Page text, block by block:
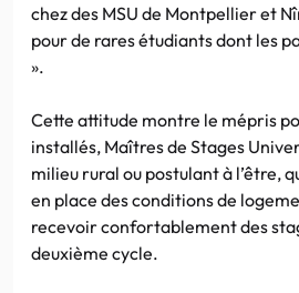
chez des MSU de Montpellier et
pour de rares étudiants dont les
».
Cette attitude montre le mépris
installés, Maîtres de Stages
milieu rural ou postulant à l’être,
en place des conditions de
recevoir confortablement des
deuxième cycle.